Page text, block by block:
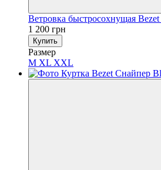
Ветровка быстросохнущая
1 200 грн
Купить
Размер
M XL XXL